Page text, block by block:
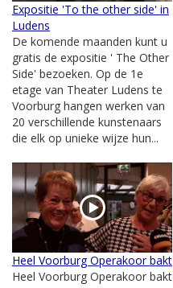
Expositie 'To the other side' in
Ludens
De komende maanden kunt u
gratis de expositie ' The Other
Side' bezoeken. Op de 1e
etage van Theater Ludens te
Voorburg hangen werken van
20 verschillende kunstenaars
die elk op unieke wijze hun...
Heel Voorburg Operakoor bakt
Heel Voorburg Operakoor bakt